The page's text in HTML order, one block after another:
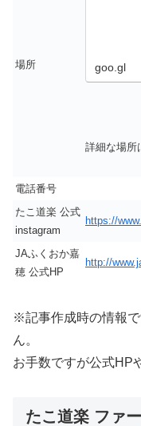
場所 goo.gl
詳細な場所
電話番号
たこ道楽 公式
instagram
https://
JAふくおか嘉
穂 公式HP
http://
※記事作成時の情報
ん。
お手数ですが公式HP
たこ道楽 ファ